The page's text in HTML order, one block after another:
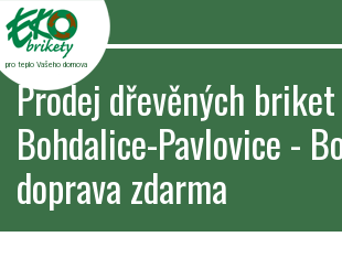
pro teplo Vašeho domova
Prodej dřevěných briket
Bohdalice-Pavlovice -
doprava zdarma